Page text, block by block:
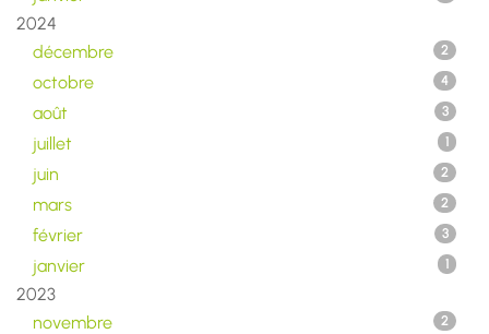
2024
décembre
2
octobre 4
août 3
juillet 1
juin 2
mars 2
février 3
janvier 1
2023
novembre
2